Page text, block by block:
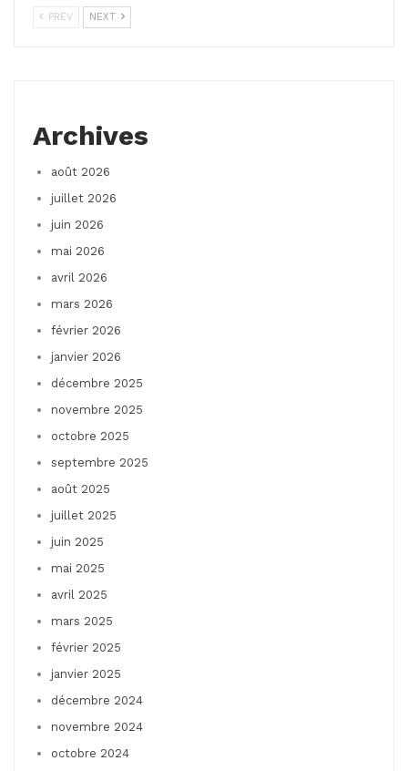
PREV NEXT
Archives
août 2026
juillet 2026
juin 2026
mai 2026
avril 2026
mars 2026
février 2026
janvier 2026
décembre 2025
novembre 2025
octobre 2025
septembre 2025
août 2025
juillet 2025
juin 2025
mai 2025
avril 2025
mars 2025
février 2025
janvier 2025
décembre 2024
novembre 2024
octobre 2024